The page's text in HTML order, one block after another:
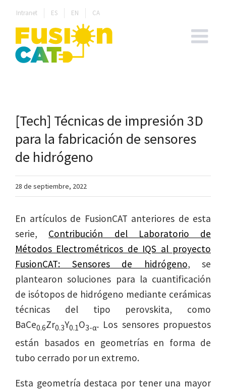
content
Intranet ES EN CA
[Tech] Técnicas de impresión 3D
para la fabricación de sensores
de hidrógeno
28 de septiembre, 2022
En artículos de FusionCAT anteriores de esta
serie, Contribución del Laboratorio de
Métodos Electrométricos de IQS al proyecto
FusionCAT: Sensores de hidrógeno, se
plantearon soluciones para la cuantificación
de isótopos de hidrógeno mediante cerámicas
técnicas del tipo perovskita, como
BaCe0.6Zr0.3Y0.1O3-α. Los sensores propuestos
están basados en geometrías en forma de
tubo cerrado por un extremo.
Esta geometría destaca por tener una mayor